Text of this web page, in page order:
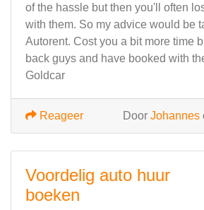
of the hassle but then you'll often
with them. So my advice would be
Autorent. Cost you a bit more time
back guys and have booked with
Goldcar
Door Johannes
Reageer
Voordelig auto huur
boeken